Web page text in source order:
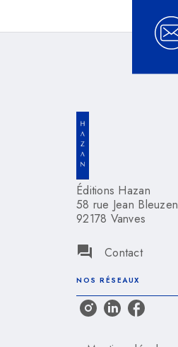
Éditions Hazan
58 rue Jean Bleuzen
92178 Vanves
question_answer Contact
NOS RÉSEAUX